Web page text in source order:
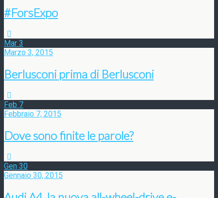
#ForsExpo
Mar 3
Marzo 3, 2015
Berlusconi prima di Berlusconi
Feb 7
Febbraio 7, 2015
Dove sono finite le parole?
Gen 30
Gennaio 30, 2015